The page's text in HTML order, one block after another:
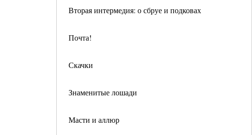
Вторая интермедия: о сбруе и подковах
Почта!
Скачки
Знаменитые лошади
Масти и аллюр